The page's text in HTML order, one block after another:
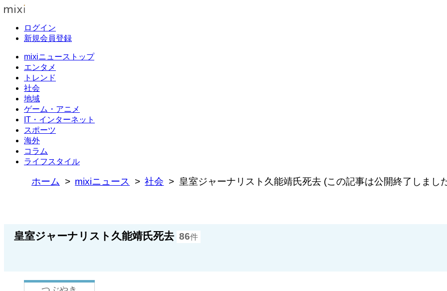
ログイン
新規会員登録
mixiニューストップ
エンタメ
トレンド
社会
地域
ゲーム・アニメ
IT・インターネット
スポーツ
海外
コラム
ライフスタイル
ホーム mixiニュース 社会 皇室ジャーナリスト久能靖氏死去 (この記事は公開終了しまし
皇室ジャーナリスト久能靖氏死去 86件